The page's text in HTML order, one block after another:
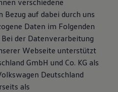
verschiedene
auf dabei durch uns
Daten im Folgenden
der Datenverarbeitung
Webseite unterstützt
GmbH und Co. KG als
Deutschland
als